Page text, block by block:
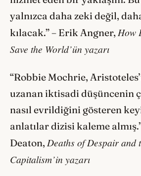
yalnızca daha zeki değil,
kılacak.” – Erik Angner, How
Save the World’ün yazarı
“Robbie Mochrie,
uzanan iktisadi düşüncenin
nasıl evrildiğini gösteren
anlatılar dizisi kaleme
Deaton, Deaths of Despair and
Capitalism’in yazarı